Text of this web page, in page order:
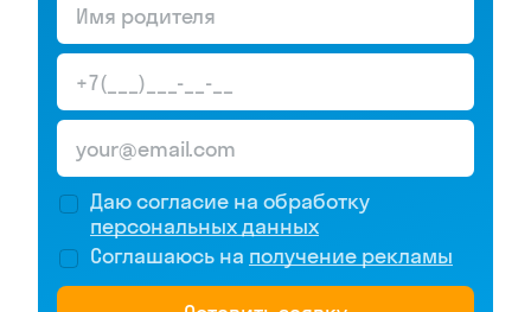
Даю согласие на обработку
персональных данных
Соглашаюсь на получение рекламы